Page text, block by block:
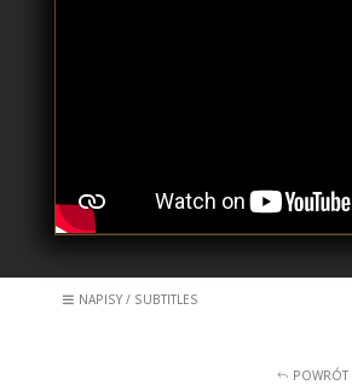
NAPISY / SUBTITLES
POWRÓT